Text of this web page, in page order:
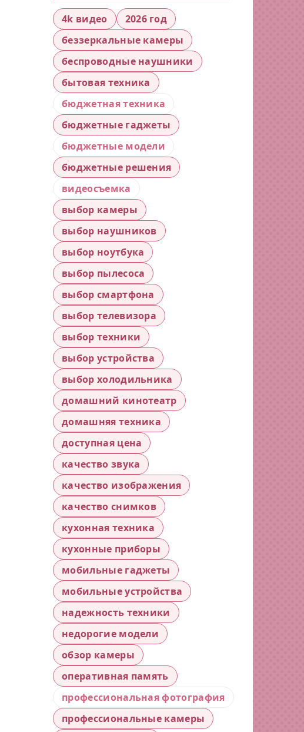
4k видео
2026 год
беззеркальные камеры
беспроводные наушники
бытовая техника
бюджетная техника
бюджетные гаджеты
бюджетные модели
бюджетные решения
видеосъемка
выбор камеры
выбор наушников
выбор ноутбука
выбор пылесоса
выбор смартфона
выбор телевизора
выбор техники
выбор устройства
выбор холодильника
домашний кинотеатр
домашняя техника
доступная цена
качество звука
качество изображения
качество снимков
кухонная техника
кухонные приборы
мобильные гаджеты
мобильные устройства
надежность техники
недорогие модели
обзор камеры
оперативная память
профессиональная фотография
профессиональные камеры